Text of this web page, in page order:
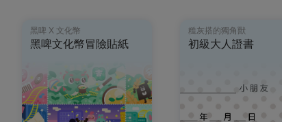
黑啤 X 文化幣
黑啤文化幣冒險貼紙
糙灰搭的獨角獸
初級大人證書